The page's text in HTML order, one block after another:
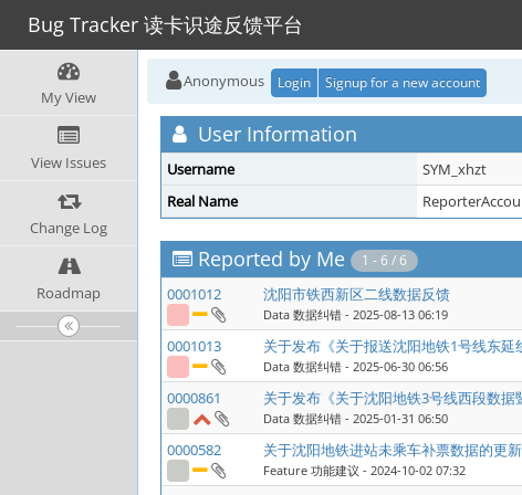
Bug Tracker 读卡识途反馈平台
My View
View Issues
Change Log
Roadmap
Anonymous Login Signup for a new account
User Information
Username
SYM_xhzt
Real Name
Reported by Me 1 - 6 / 6
0001012 沈阳市铁西新区二线数据反馈
Data 数据纠错 - 2025-08-13 06:19
0001013 关于发布《关于报送沈阳地铁1号线东
Data 数据纠错 - 2025-06-30 06:56
0000861 关于发布《关于沈阳地铁3号线西段数
Data 数据纠错 - 2025-01-31 06:50
0000582 关于沈阳地铁进站未乘车补票数据的更新
Feature 功能建议 - 2024-10-02 07:32